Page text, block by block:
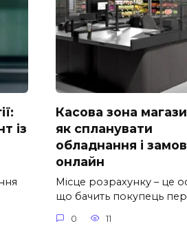
із
Касова зона
як спланувати
обладнання і
онлайн
Місце розрахунку – це
що бачить покупець
0 11